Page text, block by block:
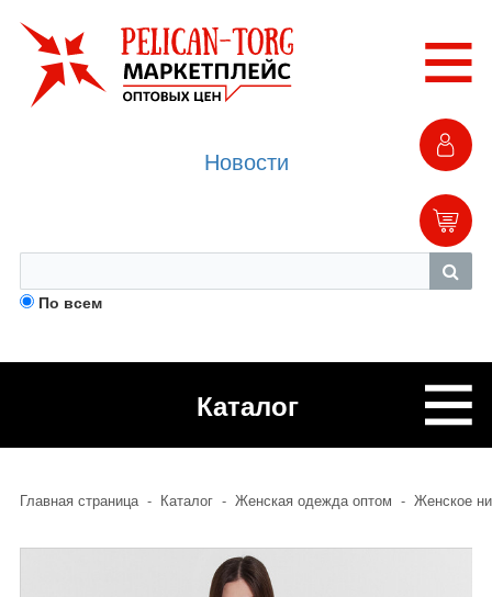
По всем
Новости
Каталог
Главная страница - Каталог - Женская одежда оптом - Женское